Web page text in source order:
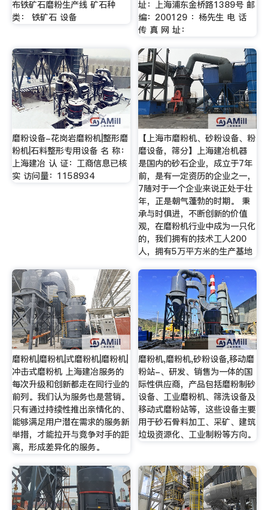
布铁矿石磨粉生产线 矿石种
类： 铁矿石 设备
址：上海浦东金桥路1389号 邮
编：200129 ：杨先生 电 话
传 真 网 址：
磨粉设备-花岗岩磨粉机|整形磨
粉机|石料整形专用设备 名 称：
上海建冶 认 证：工商信息已核
实 访问量：1158934
【上海市磨粉机、砂粉设备、粉
磨设备，筛分】上海建冶机器
是国内的砂石企业，成立于7年
前，是有一定资历的企业之一，
7随对于一个企业来说正处于壮
年，正是朝气蓬勃的时期。 秉
承与时俱进，不断创新的价值
观，在磨粉机行业中成为一只化
的，我们拥有的技术工人200
人，拥有5万平方米的生产基地
磨粉机|磨粉机|式磨粉机|磨粉机|
冲击式磨粉机 上海建冶服务的
每次升级和创新都走在同行业的
前列。我们认为服务也是营销。
只有通过持续性推出亲情化的、
能够满足用户潜在需求的服务新
举措，才能拉开与竞争对手的距
离，形成差异化的服务。
磨粉机,磨粉机,砂粉设备,移动磨
粉站-、研发、销售为一体的国
际性供应商，产品包括磨粉制砂
设备、工业磨粉机、筛洗设备及
移动式磨粉站等，这些设备主要
用于砂石骨料加工、采矿、建筑
垃圾资源化、工业制粉等方向。